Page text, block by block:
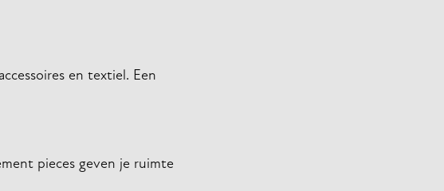
en textiel. Een
pieces geven je ruimte